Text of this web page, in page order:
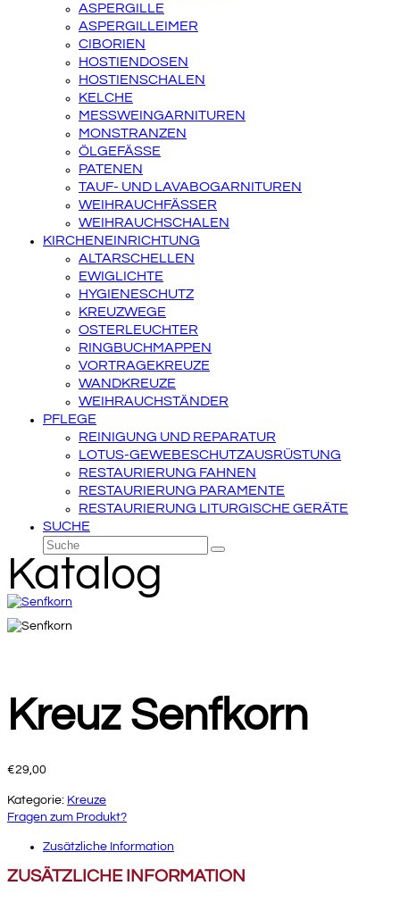
ASPERGILLE
ASPERGILLEIMER
CIBORIEN
HOSTIENDOSEN
HOSTIENSCHALEN
KELCHE
MESSWEINGARNITUREN
MONSTRANZEN
ÖLGEFÄSSE
PATENEN
TAUF- UND LAVABOGARNITUREN
WEIHRAUCHFÄSSER
WEIHRAUCHSCHALEN
KIRCHENEINRICHTUNG
ALTARSCHELLEN
EWIGLICHTE
HYGIENESCHUTZ
KREUZWEGE
OSTERLEUCHTER
RINGBUCHMAPPEN
VORTRAGEKREUZE
WANDKREUZE
WEIHRAUCHSTÄNDER
PFLEGE
REINIGUNG UND REPARATUR
LOTUS-GEWEBESCHUTZAUSRÜSTUNG
RESTAURIERUNG FAHNEN
RESTAURIERUNG PARAMENTE
RESTAURIERUNG LITURGISCHE GERÄTE
SUCHE
Suche
Senden
Katalog
Kreuz Senfkorn
€29,00
Kategorie: Kreuze
Fragen zum Produkt?
Zusätzliche Information
ZUSÄTZLICHE INFORMATION